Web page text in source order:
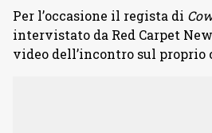
Per l’occasione il regista di
intervistato da Red Carpet
video dell’incontro sul proprio